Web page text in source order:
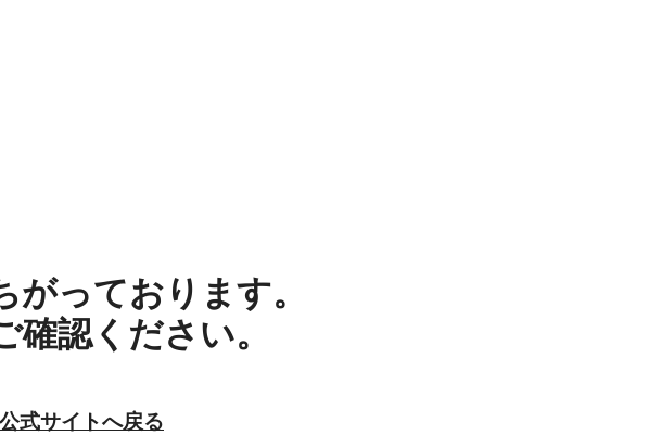
っております。
認ください。
式サイトへ戻る